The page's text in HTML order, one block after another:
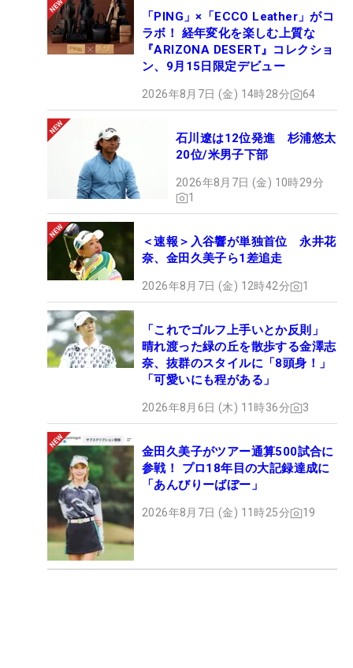
「PING」×「ECCO Leather」がコ
ラボ！ 経年変化を楽しむ上質な
『ARIZONA DESERT』コレクショ
ン、9月15日限定デビュー
2026年8月7日 (金) 14時28分 64
石川遼は12位発進 杉浦悠太
20位/米男子下部
2026年8月7日 (金) 10時29分
1
＜速報＞入谷響が単独首位 永井花
奈、金田久美子ら1差追走
2026年8月7日 (金) 12時42分 1
「これでゴルフ上手いとか反則」
晴れ渡った緑の丘を散歩する金澤志
奈、抜群のスタイルに「8頭身！」
「可愛いにも程がある」
2026年8月6日 (木) 11時36分 3
金田久美子がツアー通算500試合に
参戦！ プロ18年目の大記録達成に
「あんびりーばぼー」
2026年8月7日 (金) 11時25分 19